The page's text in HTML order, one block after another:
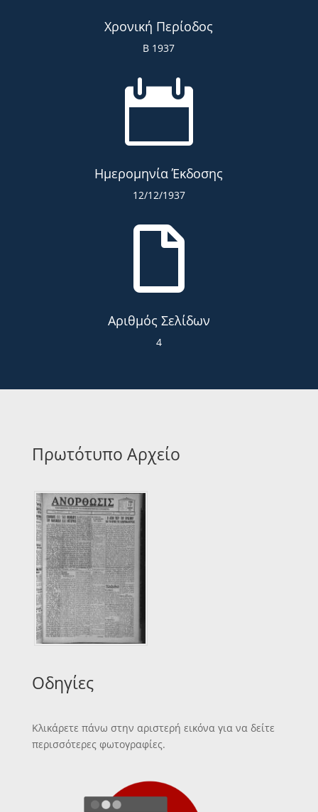
Χρονική Περίοδος
Β 1937

Ημερομηνία Έκδοσης
12/12/1937

Αριθμός Σελίδων
4
Πρωτότυπο Αρχείο
Οδηγίες
Κλικάρετε πάνω στην αριστερή εικόνα για να δείτε
περισσότερες φωτογραφίες.